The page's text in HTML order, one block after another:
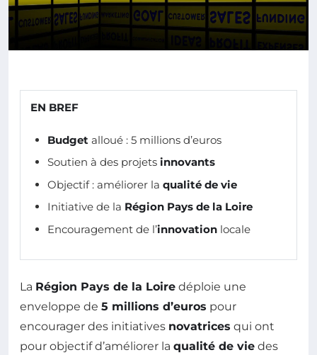
EN BREF
Budget alloué : 5 millions d’euros
Soutien à des projets innovants
Objectif : améliorer la qualité de vie
Initiative de la Région Pays de la Loire
Encouragement de l’innovation locale
La Région Pays de la Loire déploie une
enveloppe de 5 millions d’euros pour
encourager des initiatives novatrices qui ont
pour objectif d’améliorer la qualité de vie des